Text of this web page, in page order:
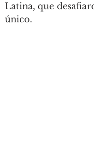
Latina, que
único.